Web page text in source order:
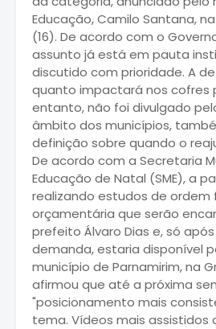
Educação, Camilo Santana,
(16). De acordo com o
assunto já está em pauta
discutido com prioridade. A
quanto impactará nos cofres
entanto, não foi divulgado
âmbito dos municípios,
definição sobre quando o
De acordo com a Secretaria
Educação de Natal (SME), a
realizando estudos de ordem
orçamentária que serão
prefeito Álvaro Dias e, só
demanda, estaria disponível
município de Parnamirim, na
afirmou que até a próxima
"posicionamento mais
tema. Vídeos mais assistidos